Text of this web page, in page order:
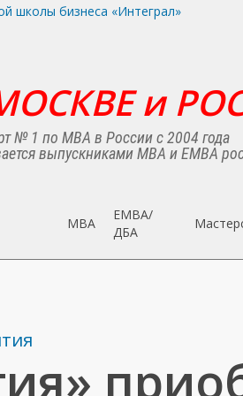
и
№ 1 по MBA в России с 2004 года
выпускниками MBA и EMBA
MBA
EMBA/
ДБA